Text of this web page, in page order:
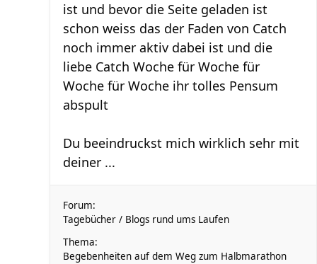
ist und bevor die Seite geladen ist
schon weiss das der Faden von Catch
noch immer aktiv dabei ist und die
liebe Catch Woche für Woche für
Woche für Woche ihr tolles Pensum
abspult
Du beeindruckst mich wirklich sehr mit
deiner ...
Forum:
Tagebücher / Blogs rund ums Laufen
Thema:
Begebenheiten auf dem Weg zum Halbmarathon